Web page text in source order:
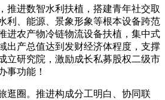
进数智水利扶植，搭建青年社交取
利、能源、景象形象等根本设备跨范
进农产物冷链物流设备扶植，集中式
出产总值达到发财经济体程度，支撑
立研究院，激励成长私募股权二级市
事功能！
圈。推进构成分工明白、协同联